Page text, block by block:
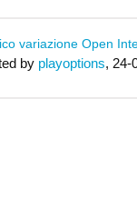
variazione Open
by playoptions, 24-